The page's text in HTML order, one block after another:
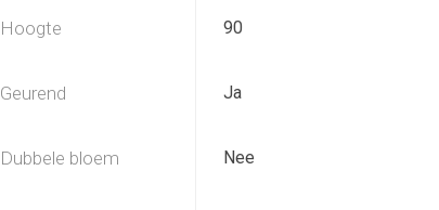
Hoogte 90
Geurend Ja
Dubbele bloem Nee